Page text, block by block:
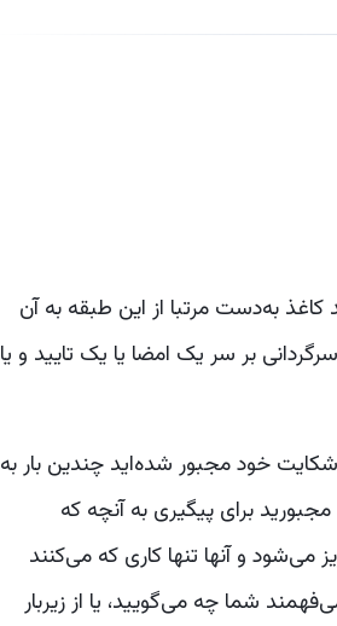
به‌دست مرتبا از این طبقه به آن
بر سر یک امضا یا یک تایید و یا
خود مجبور شده‌اید چندین بار به
برای پیگیری به آنچه که
می‌شود و آنها تنها کاری که می‌کنند
شما چه می‌گویید، یا از زیربار